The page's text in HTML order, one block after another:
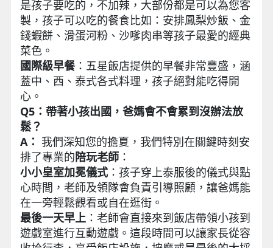
是孩子要吃的，不加辣，大部份都是可以為您客
製，孩子可以吃的餐食比如：安排鳳梨炒飯、金
錢蝦餅、滑蛋河粉、沙嗲肉串等孩子最愛的經典
菜色。
國際級早餐：五星飯店提供的早餐非常豐盛，涵
蓋中、西、泰式各式料理，孩子絕對能吃得開
心。
Q5：帶著小孩出國，爸媽會不會累到沒辦法放
鬆？
A： 我們深知您的擔夏，我們特別在關鍵時刻安
排了專業的陪玩老師：
小小皇室加冕儀式：孩子穿上泰服後的儀式與點
心時間，老師及領隊會負責引導照顧，讓爸媽能
在一旁輕鬆觀看或自在逛街。
最後一天早上：老師會直接來到飯店帶領小孩到
遊戲室進行互動遊戲。這段時間可以讓家長從容